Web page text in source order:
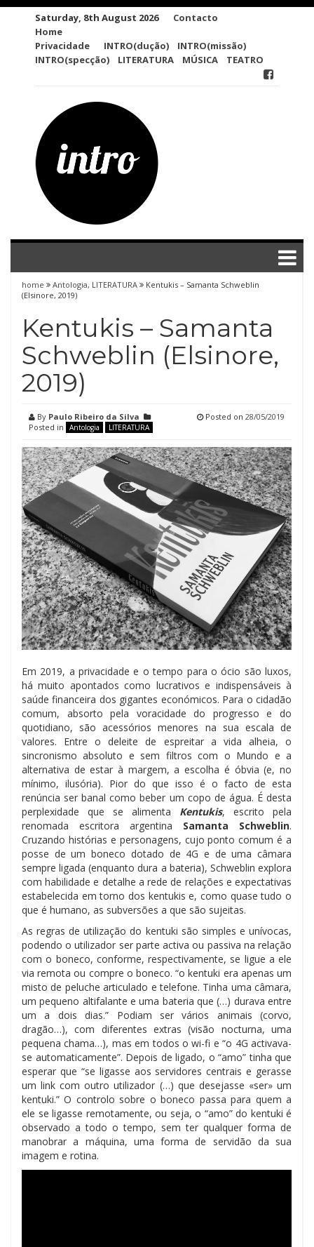
Saturday, 8th August 2026
Contacto
Home
Privacidade
INTRO(dução)
INTRO(missão)
INTRO(specção)
LITERATURA MÚSICA TEATRO
home Antologia, LITERATURA
Kentukis – Samanta Schweblin
(Elsinore, 2019)
Kentukis – Samanta
Schweblin (Elsinore,
2019)
By Paulo Ribeiro da Silva
Posted in
Antologia LITERATURA
Posted on 28/05/2019
Em 2019, a privacidade e o tempo para o ócio são luxos,
há muito apontados como lucrativos e indispensáveis à
saúde financeira dos gigantes económicos. Para o cidadão
comum, absorto pela voracidade do progresso e do
quotidiano, são acessórios menores na sua escala de
valores. Entre o deleite de espreitar a vida alheia, o
sincronismo absoluto e sem filtros com o Mundo e a
alternativa de estar à margem, a escolha é óbvia (e, no
mínimo, ilusória). Pior do que isso é o facto de esta
renúncia ser banal como beber um copo de água. É desta
perplexidade que se alimenta Kentukis, escrito pela
renomada escritora argentina Samanta Schweblin.
Cruzando histórias e personagens, cujo ponto comum é a
posse de um boneco dotado de 4G e de uma câmara
sempre ligada (enquanto dura a bateria), Schweblin explora
com habilidade e detalhe a rede de relações e expectativas
estabelecida em torno dos kentukis e, como quase tudo o
que é humano, as subversões a que são sujeitas.
As regras de utilização do kentuki são simples e unívocas,
podendo o utilizador ser parte activa ou passiva na relação
com o boneco, conforme, respectivamente, se ligue a ele
via remota ou compre o boneco. “o kentuki era apenas um
misto de peluche articulado e telefone. Tinha uma câmara,
um pequeno altifalante e uma bateria que (…) durava entre
um a dois dias.” Podiam ser vários animais (corvo,
dragão…), com diferentes extras (visão nocturna, uma
pequena chama…), mas em todos o wi-fi e “o 4G activava-
se automaticamente”. Depois de ligado, o “amo” tinha que
esperar que “se ligasse aos servidores centrais e gerasse
um link com outro utilizador (…) que desejasse «ser» um
kentuki.” O controlo sobre o boneco passa para quem a
ele se ligasse remotamente, ou seja, o “amo” do kentuki é
observado a todo o tempo, sem ter qualquer forma de
manobrar a máquina, uma forma de servidão da sua
imagem e rotina.